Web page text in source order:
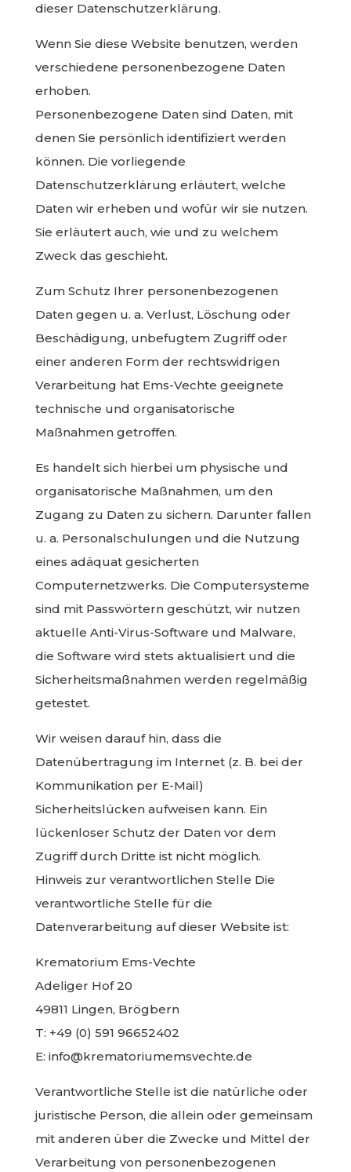
dieser Datenschutzerklärung.
Wenn Sie diese Website benutzen, werden
verschiedene personenbezogene Daten
erhoben.
Personenbezogene Daten sind Daten, mit
denen Sie persönlich identifiziert werden
können. Die vorliegende
Datenschutzerklärung erläutert, welche
Daten wir erheben und wofür wir sie nutzen.
Sie erläutert auch, wie und zu welchem
Zweck das geschieht.
Zum Schutz Ihrer personenbezogenen
Daten gegen u. a. Verlust, Löschung oder
Beschädigung, unbefugtem Zugriff oder
einer anderen Form der rechtswidrigen
Verarbeitung hat Ems-Vechte geeignete
technische und organisatorische
Maßnahmen getroffen.
Es handelt sich hierbei um physische und
organisatorische Maßnahmen, um den
Zugang zu Daten zu sichern. Darunter fallen
u. a. Personalschulungen und die Nutzung
eines adäquat gesicherten
Computernetzwerks. Die Computersysteme
sind mit Passwörtern geschützt, wir nutzen
aktuelle Anti-Virus-Software und Malware,
die Software wird stets aktualisiert und die
Sicherheitsmaßnahmen werden regelmäßig
getestet.
Wir weisen darauf hin, dass die
Datenübertragung im Internet (z. B. bei der
Kommunikation per E-Mail)
Sicherheitslücken aufweisen kann. Ein
lückenloser Schutz der Daten vor dem
Zugriff durch Dritte ist nicht möglich.
Hinweis zur verantwortlichen Stelle Die
verantwortliche Stelle für die
Datenverarbeitung auf dieser Website ist:
Krematorium Ems-Vechte
Adeliger Hof 20
49811 Lingen, Brögbern
T: +49 (0) 591 96652402
E: info@krematoriumemsvechte.de
Verantwortliche Stelle ist die natürliche oder
juristische Person, die allein oder gemeinsam
mit anderen über die Zwecke und Mittel der
Verarbeitung von personenbezogenen